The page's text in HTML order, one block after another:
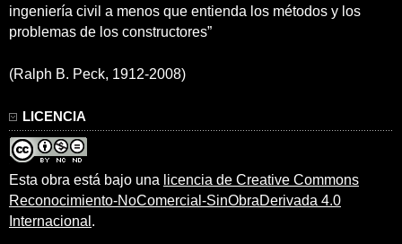
ingeniería civil a menos que entienda los métodos y los
problemas de los constructores”
(Ralph B. Peck, 1912-2008)
LICENCIA
Esta obra está bajo una licencia de Creative Commons
Reconocimiento-NoComercial-SinObraDerivada 4.0
Internacional .